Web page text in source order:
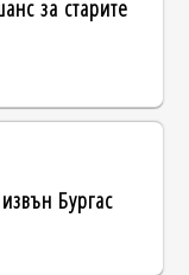
за старите
Бургас